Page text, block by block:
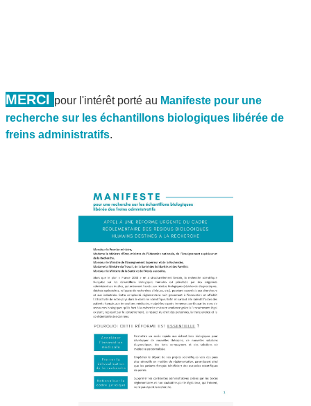
MERCI pour l'intérêt porté au Manifeste pour une
recherche sur les échantillons biologiques libérée de
freins administratifs.